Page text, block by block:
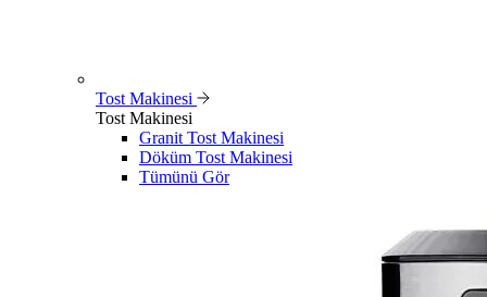
Tost Makinesi
Tost Makinesi
Granit Tost Makinesi
Döküm Tost Makinesi
Tümünü Gör